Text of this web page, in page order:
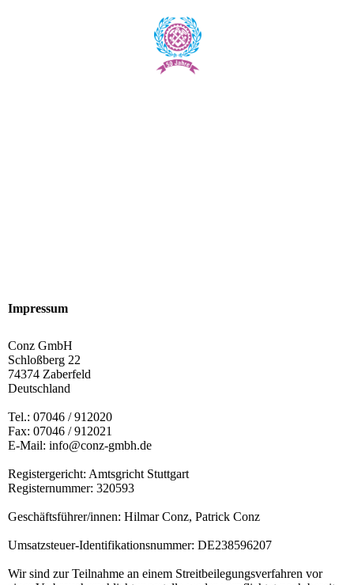
Impressum
Conz GmbH
Schloßberg 22
74374 Zaberfeld
Deutschland
Tel.: 07046 / 912020
Fax: 07046 / 912021
E-Mail: info@conz-gmbh.de
Registergericht: Amtsgricht Stuttgart
Registernummer: 320593
Geschäftsführer/innen: Hilmar Conz, Patrick Conz
Umsatzsteuer-Identifikationsnummer: DE238596207
Wir sind zur Teilnahme an einem Streitbeilegungsverfahren vor